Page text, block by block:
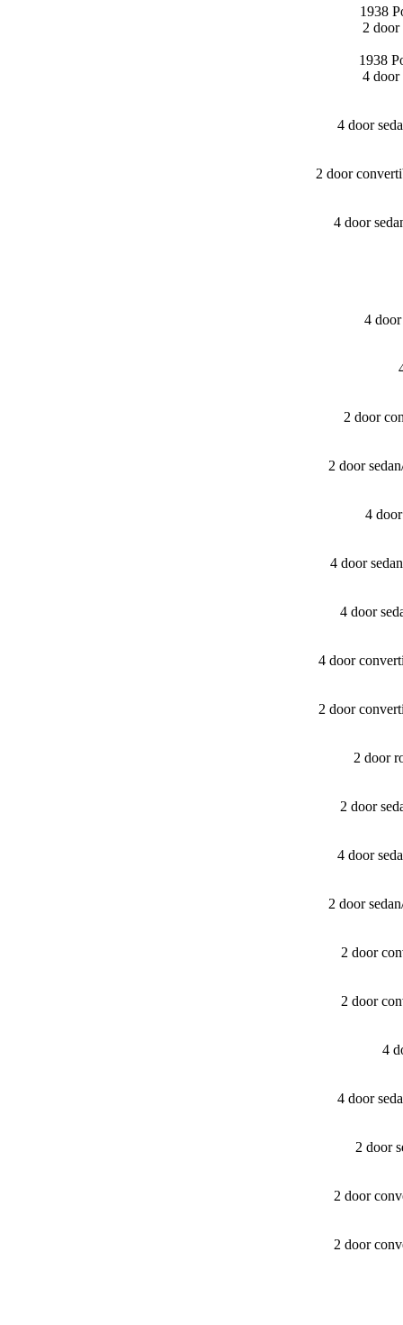
1938
2
1938
4 door
4 door
2 door
4 door
4
2 door
2 door
4
4 door
4 door
4 door
2 door
2 door
2 door
4 door
2 door
2 door
2 door
4
4 door
2 door
2 door
2 door